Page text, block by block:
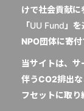
けで社会貢献
「UU Fund 」
NPO団体に寄付
当サイトは、
伴うCO2排出
フセットに取り